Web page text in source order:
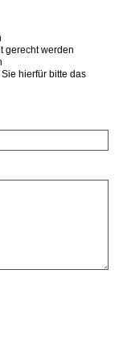
gerecht werden
hierfür bitte das